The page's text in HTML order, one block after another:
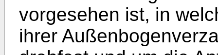
vorgesehen ist, in
ihrer